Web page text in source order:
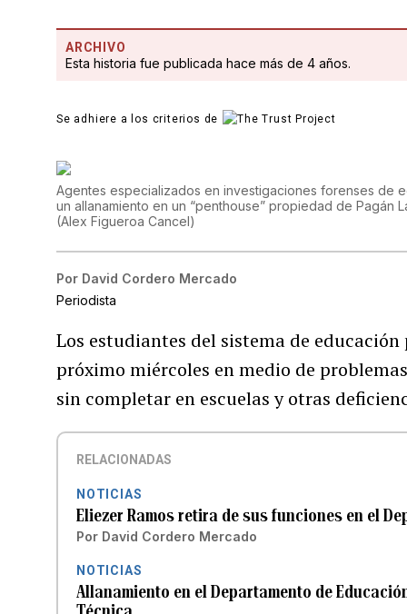
ARCHIVO
Esta historia fue publicada hace más de 4 años.
Se adhiere a los criterios de
Agentes especializados en investigaciones forenses de
un allanamiento en un “penthouse” propiedad de Pagán
(Alex Figueroa Cancel)
Por David Cordero Mercado
Periodista
Los estudiantes del sistema de
próximo miércoles en medio de
sin completar en escuelas y otras
RELACIONADAS
NOTICIAS
Eliezer Ramos retira de sus funciones en el
Por David Cordero Mercado
NOTICIAS
Allanamiento en el Departamento de